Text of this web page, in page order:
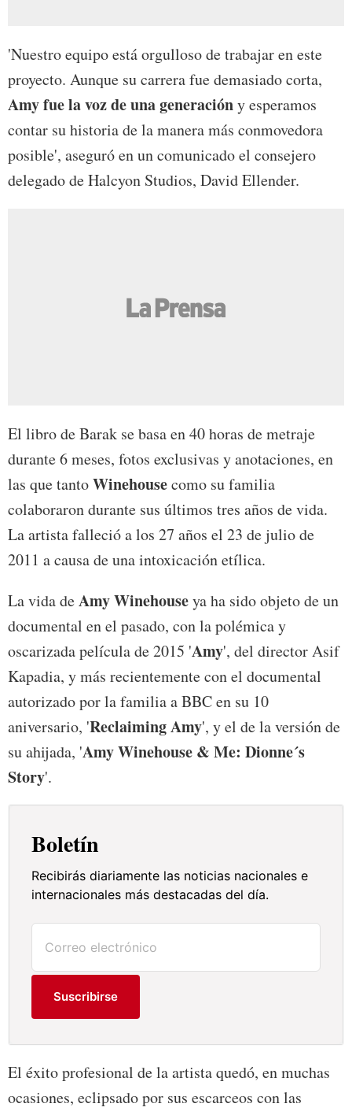
'Nuestro equipo está orgulloso de trabajar en este
proyecto. Aunque su carrera fue demasiado corta,
Amy fue la voz de una generacióny esperamos
contar su historia de la manera más conmovedora
posible', aseguró en un comunicado el consejero
delegado de Halcyon Studios, David Ellender.
El libro de Barak se basa en 40 horas de metraje
durante 6 meses, fotos exclusivas y anotaciones, en
las que tantoWinehousecomo su familia
colaboraron durante sus últimos tres años de vida.
La artista falleció a los 27 años el 23 de julio de
2011 a causa de una intoxicación etílica.
La vida deAmy Winehouseya ha sido objeto de un
documental en el pasado, con la polémica y
oscarizada película de 2015 'Amy', del director Asif
Kapadia, y más recientemente con el documental
autorizado por la familia a BBC en su 10
aniversario, 'Reclaiming Amy', y el de la versión de
su ahijada, 'Amy Winehouse & Me: Dionne´s
Story'.
Boletín
Recibirás diariamente las noticias nacionales e
internacionales más destacadas del día.
Suscribirse
El éxito profesional de la artista quedó, en muchas
ocasiones, eclipsado por sus escarceos con las